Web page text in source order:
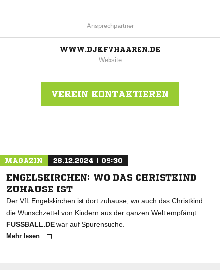
Ansprechpartner
WWW.DJKFVHAAREN.DE
Website
VEREIN KONTAKTIEREN
MAGAZIN 26.12.2024 | 09:30
ENGELSKIRCHEN: WO DAS CHRISTKIND
ZUHAUSE IST
Der VfL Engelskirchen ist dort zuhause, wo auch das Christkind
die Wunschzettel von Kindern aus der ganzen Welt empfängt.
FUSSBALL.DE war auf Spurensuche.
Mehr lesen